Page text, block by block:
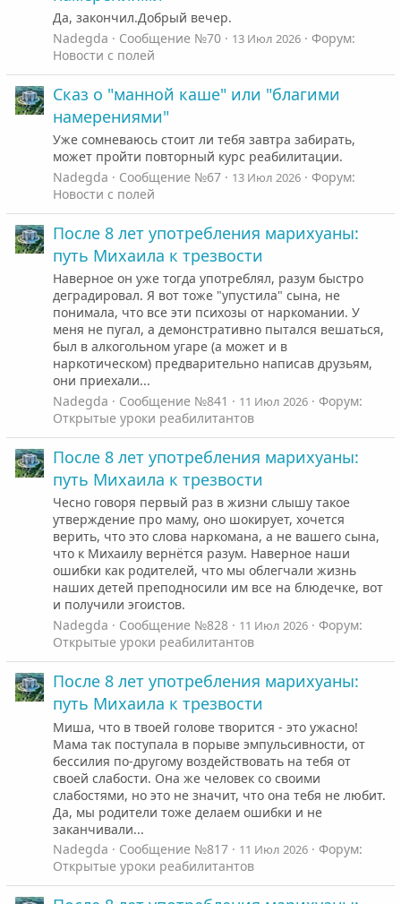
Да, закончил.Добрый вечер.
Nadegda
Сообщение №70 13 Июл 2026
Форум:
Новости с полей
Сказ о "манной каше" или "благими
намерениями"
Уже сомневаюсь стоит ли тебя завтра забирать,
может пройти повторный курс реабилитации.
Nadegda
Сообщение №67 13 Июл 2026
Форум:
Новости с полей
После 8 лет употребления марихуаны:
путь Михаила к трезвости
Наверное он уже тогда употреблял, разум быстро
деградировал. Я вот тоже "упустила" сына, не
понимала, что все эти психозы от наркомании. У
меня не пугал, а демонстративно пытался вешаться,
был в алкогольном угаре (а может и в
наркотическом) предварительно написав друзьям,
они приехали...
Nadegda
Сообщение №841 11 Июл 2026
Форум:
Открытые уроки реабилитантов
После 8 лет употребления марихуаны:
путь Михаила к трезвости
Чесно говоря первый раз в жизни слышу такое
утверждение про маму, оно шокирует, хочется
верить, что это слова наркомана, а не вашего сына,
что к Михаилу вернётся разум. Наверное наши
ошибки как родителей, что мы облегчали жизнь
наших детей преподносили им все на блюдечке, вот
и получили эгоистов.
Nadegda
Сообщение №828 11 Июл 2026
Форум:
Открытые уроки реабилитантов
После 8 лет употребления марихуаны:
путь Михаила к трезвости
Миша, что в твоей голове творится - это ужасно!
Мама так поступала в порыве эмпульсивности, от
бессилия по-другому воздействовать на тебя от
своей слабости. Она же человек со своими
слабостями, но это не значит, что она тебя не любит.
Да, мы родители тоже делаем ошибки и не
заканчивали...
Nadegda
Сообщение №817 11 Июл 2026
Форум:
Открытые уроки реабилитантов